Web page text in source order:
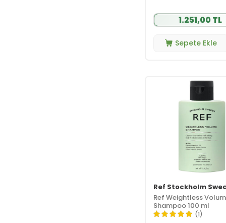
1.251,00 TL
Sepete Ekle
Ref Stockholm
Ref Weightless
Shampoo 100 ml
(1)